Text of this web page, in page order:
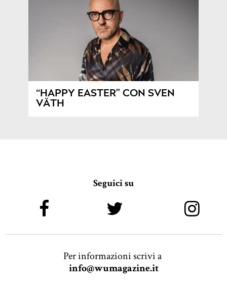
“HAPPY EASTER” CON SVEN
VÄTH
Seguici su
Per informazioni scrivi a
info@wumagazine.it